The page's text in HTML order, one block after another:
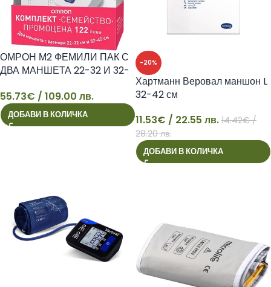
55
ОМРОН М2 ФЕМИЛИ ПАК С
ДВА МАНШЕТА 22-32 И 32-
55.73€ / 109.00 лв.
ДОБАВИ В КОЛИЧКА
-20%
11
Хартманн Веровал маншон L
32-42 см
11.53€ / 22.55 лв. 14.42€/
28.20 лв.
ДОБАВИ В КОЛИЧКА